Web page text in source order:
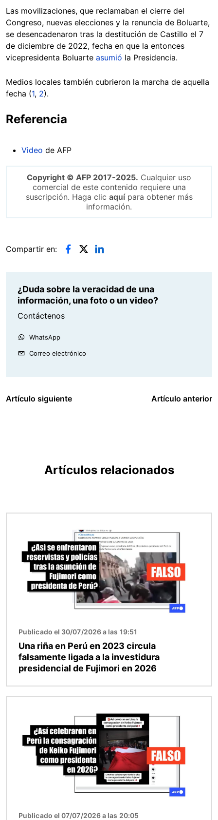
Las movilizaciones, que reclamaban el cierre del
Congreso, nuevas elecciones y la renuncia de Boluarte,
se desencadenaron tras la destitución de Castillo el 7
de diciembre de 2022, fecha en que la entonces
vicepresidenta Boluarte asumió la Presidencia.
Medios locales también cubrieron la marcha de aquella
fecha (1, 2).
Referencia
Video de AFP
Copyright © AFP 2017-2025. Cualquier uso
comercial de este contenido requiere una
suscripción. Haga clic aquípara obtener más
información.
Compartir en:
¿Duda sobre la veracidad de una
información, una foto o un video?
Contáctenos
WhatsApp
Correo electrónico
Artículo siguiente Artículo anterior
Artículos relacionados
Publicado el 30/07/2026 a las 19:51
Una riña en Perú en 2023 circula
falsamente ligada a la investidura
presidencial de Fujimori en 2026
Publicado el 07/07/2026 a las 20:05